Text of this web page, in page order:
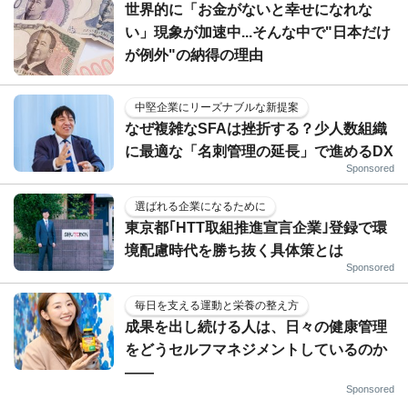
世界的に「お金がないと幸せになれな
い」現象が加速中...そんな中で"日本だけ
が例外"の納得の理由
中堅企業にリーズナブルな新提案
なぜ複雑なSFAは挫折する？少人数組織
に最適な「名刺管理の延長」で進めるDX
Sponsored
選ばれる企業になるために
東京都｢HTT取組推進宣言企業｣登録で環
境配慮時代を勝ち抜く具体策とは
Sponsored
毎日を支える運動と栄養の整え方
成果を出し続ける人は、日々の健康管理
をどうセルフマネジメントしているのか
——
Sponsored